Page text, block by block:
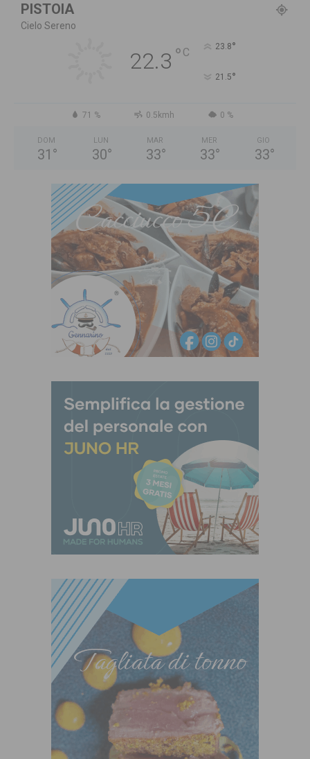
PISTOIA
Cielo Sereno
22.3 ° C 23.8°
21.5°
71 % 0.5kmh 0 %
DOM
31 °
LUN
30°
MAR
33°
MER
33°
GIO
33°